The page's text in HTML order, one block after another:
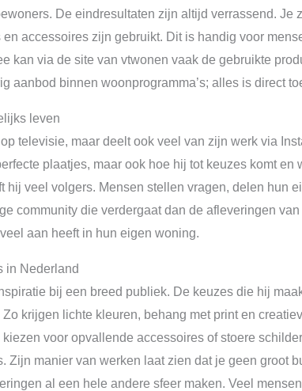
De eindresultaten zijn altijd verrassend. Je
accessoires zijn gebruikt. Dit is handig voor
kan via de site van vtwonen vaak de gebruikte
aanbod binnen woonprogramma’s; alles is direct
leven
televisie, maar deelt ook veel van zijn werk via
plaatjes, maar ook hoe hij tot keuzes komt
hij veel volgers. Mensen stellen vragen, delen hun
community die verdergaat dan de afleveringen
aan heeft in hun eigen woning.
in Nederland
bij een breed publiek. De keuzes die hij
krijgen lichte kleuren, behang met print en
voor opvallende accessoires of stoere
Zijn manier van werken laat zien dat je geen groot
al een hele andere sfeer maken. Veel